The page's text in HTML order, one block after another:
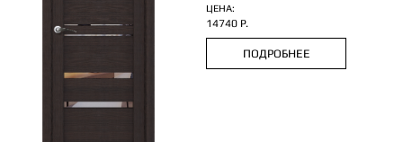
ЦЕНА:
14740 Р.
ПОДРОБНЕЕ